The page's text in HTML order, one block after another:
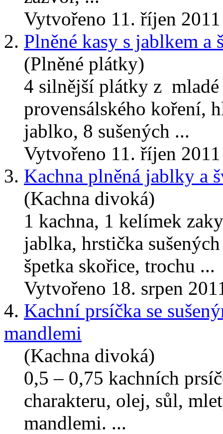
Vytvořeno 11. říjen 2011
2. Plněné kasy s jablkem a
(Plněné plátky)
4 silnější plátky z
provensálského koření,
jablko, 8 sušených ...
Vytvořeno 11. říjen 2011
3. Kachna plněná jablky a
(Kachna divoká)
1 kachna, 1 kelímek
jablka, hrstička
špetka skořice, trochu ...
Vytvořeno 18. srpen
4. Kachní prsíčka se
mandlemi
(Kachna divoká)
0,5 – 0,75 kachních
charakteru, olej, sůl,
mandlemi. ...